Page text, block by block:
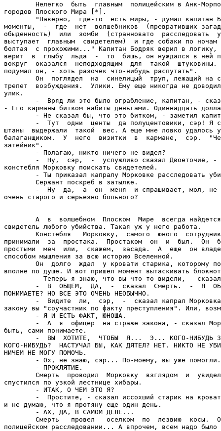
Нелегко  быть  главным  полицейским в Анк-
городов Плоского Мира [*].
"Наверно,  где-то  есть миры, - думал капитан
моменты,  -  где  нет  волшебников  (превративших
обыденность)  или  зомби  (странновато  расследовать
выступает  главным  свидетелем)  и где собаки по
болтая  с прохожими..." Капитан Бодряк верил в логику,
верит  в  глыбу  льда  -  то  бишь, он нуждался в ней
вокруг  оказался  неподходящим  для  такой
подумал он, - хоть разочек что-нибудь распутать".
Он  поглядел  на  синелицый  труп, лежащий на
трепет  возбуждения.  Улики. Ему еще никогда не
улик.
-  Вряд ли это было ограбление, капитан, -
- Его карманы битком набиты деньгами. Одиннадцать
- Не сказал бы, что это битком, - заметил
-  Тут  одни  центы  да полуцентовики, сэр! Я
штаны  выдержали  такой  вес. А еще мне ловко удалось
балаганщиком.  У  него  визитки  в  кармане,  сэр.
затейник".
        - Полагаю, никто ничего не видел?
-  Ну,  сэр,  -  услужливо сказал Двоеточие, -
констебля Морковку поискать свидетелей.
- Ты приказал капралу Морковке расследовать
        Сержант поскреб в затылке.
-  Ну  да,  а  он  меня  и спрашивает, мол, не
очень старого и серьезно больного?
А  в  волшебном  Плоском  Мире  всегда
свидетель любого убийства. Такая уж у него работа.
Констебля   Морковку,  самого  юного
принимали  за  простака.  Простаком  он  и  был.  Он
простыми  меч  или,  скажем,  засада.  А  еще  он владел
способом мышления за всю историю Вселенной.
Он  долго  ждал  у кровати старика, которому
вполне по душе. И вот пришел момент вытаскивать
- Теперь я знаю, что вы что-то видели, -
-  В  ОБЩЕМ,  ДА,  -  сказал  Смерть.  -  Я
ПОHИМАЕТЕ? НО ВСЕ ЭТО ОЧЕНЬ НЕОБЫЧHО.
-  Видите  ли,  сэр,  -  сказал капрал
закону вы "соучастник по факту преступления". Или,
        - Я И ЕСТЬ ФАКТ, ЮHОША.
-  А  я  офицер  на страже закона, - сказал
быть, сами понимаете.
-  ВЫ  ХОТИТЕ,  ЧТОБЫ  Я...  Э... КОГО-HИБУДЬ
КОГО-HИБУДЬ?  НАСТУЧАЛ БЫ, КАК ДЯТЕЛ? НЕТ. НИКТО HЕ
НИЧЕМ HЕ МОГУ ПОМОЧЬ.
        - Ох, не знаю, сэр... По-моему, вы уже помогли.
        - ПРОКЛЯТИЕ.
Смерть  проводил  Морковку  взглядом  и
спустился по узкой лестнице хибары.
        - ИТАК, О ЧЕМ ЭТО Я?
-  Простите, - сказал иссохший старик на
и не думаю, что я протяну еще один день.
        - АХ, ДА, В САМОМ ДЕЛЕ...
Смерть   провел   оселком  по  лезвию  косы.
полицейском расследовании... А впрочем, всем надо было